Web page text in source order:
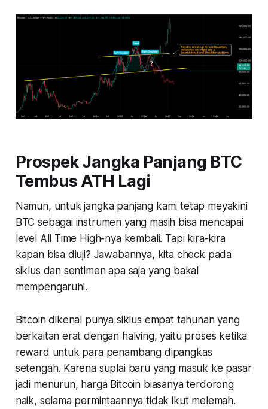
Prospek Jangka Panjang BTC
Tembus ATH Lagi
Namun, untuk jangka panjang kami tetap meyakini
BTC sebagai instrumen yang masih bisa mencapai
level All Time High-nya kembali. Tapi kira-kira
kapan bisa diuji? Jawabannya, kita check pada
siklus dan sentimen apa saja yang bakal
mempengaruhi.
Bitcoin dikenal punya siklus empat tahunan yang
berkaitan erat dengan halving,yaitu proses ketika
reward untuk para penambang dipangkas
setengah. Karena suplai baru yang masuk ke pasar
jadi menurun, harga Bitcoin biasanya terdorong
naik, selama permintaannya tidak ikut melemah.